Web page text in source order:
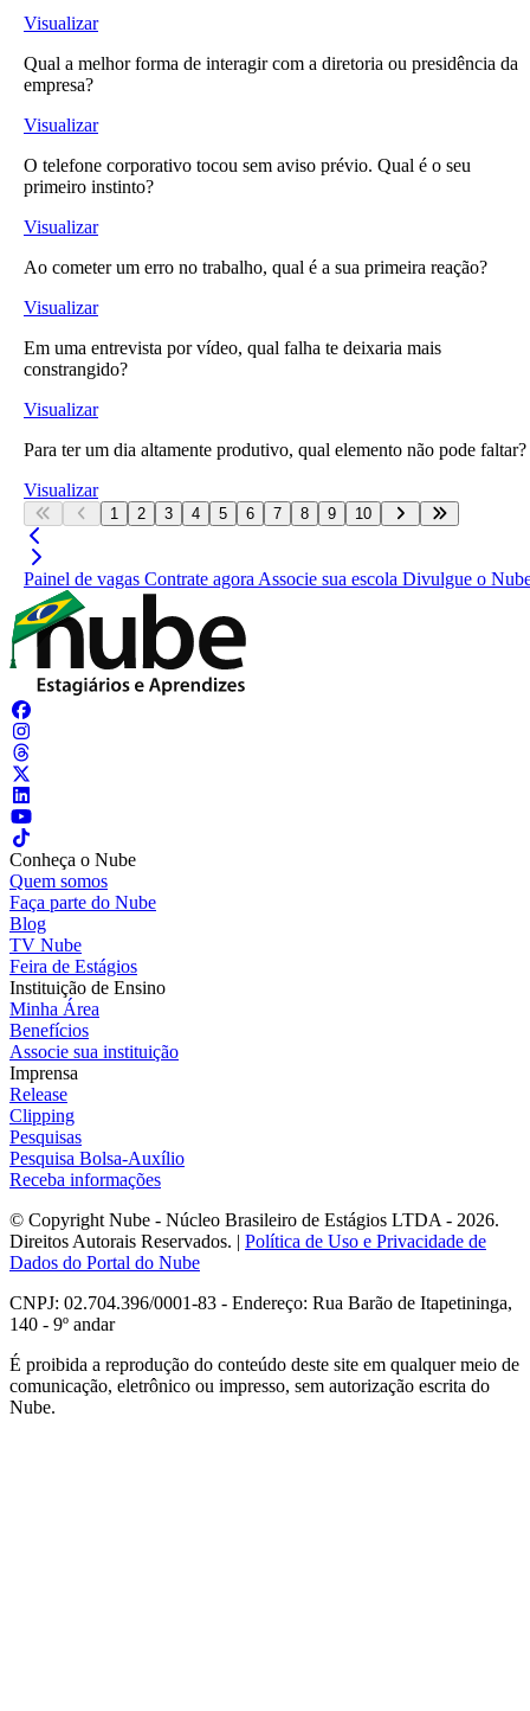
Visualizar
Qual a melhor forma de interagir com a diretoria ou presidência da
empresa?
Visualizar
O telefone corporativo tocou sem aviso prévio. Qual é o seu
primeiro instinto?
Visualizar
Ao cometer um erro no trabalho, qual é a sua primeira reação?
Visualizar
Em uma entrevista por vídeo, qual falha te deixaria mais
constrangido?
Visualizar
Para ter um dia altamente produtivo, qual elemento não pode faltar?
Visualizar
1 2 3 4 5 6 7 8 9 10
Painel de vagas Contrate agora Associe sua escola Divulgue o
Conheça o Nube
Quem somos
Faça parte do Nube
Blog
TV Nube
Feira de Estágios
Instituição de Ensino
Minha Área
Benefícios
Associe sua instituição
Imprensa
Release
Clipping
Pesquisas
Pesquisa Bolsa-Auxílio
Receba informações
© Copyright Nube - Núcleo Brasileiro de Estágios LTDA - 2026.
Direitos Autorais Reservados. | Política de Uso e Privacidade de
Dados do Portal do Nube
CNPJ: 02.704.396/0001-83 - Endereço: Rua Barão de Itapetininga,
140 - 9º andar
É proibida a reprodução do conteúdo deste site em qualquer meio de
comunicação, eletrônico ou impresso, sem autorização escrita do
Nube.